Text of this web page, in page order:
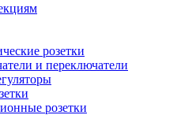
розетки
и переключатели
розетки